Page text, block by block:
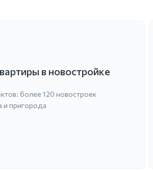
в новостройке
более 120 новостроек
и пригорода